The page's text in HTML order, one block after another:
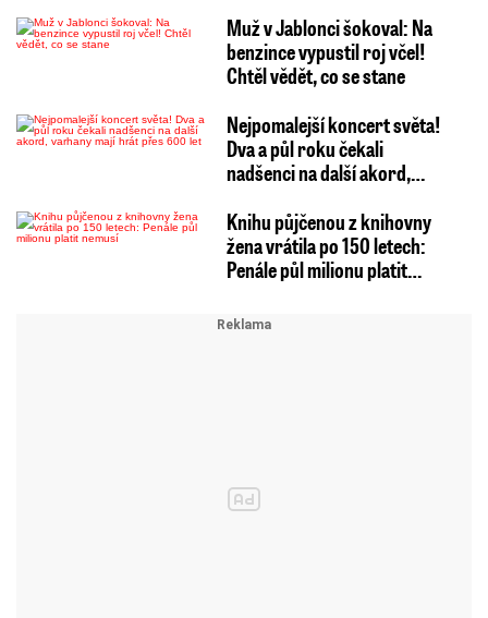
výjimkou některých dálničních úseků. Na
silnicích nižších tříd leží rozbředlý sníh po
chemickém ošetření. Od půlnoci do 8:00 se
podle mluvčího police Davida Chaloupky stalo v
kraji sedm nehod, což nijak výrazně nevybočuje
Větší problémy jsou například
kolem Čížova a Vedrovic na Znojemsku nebo
Krásenska na Vyškovsku, kde sjel autobus z
Nehoda ení vážná, je však
nutné jej vytáhnout z příkopu, aby bylo možné
Muž v Jablonci šokoval: Na
benzince vypustil roj včel!
Chtěl vědět, co se stane
Nejpomalejší koncert světa!
Dva a půl roku čekali
nadšenci na další akord,…
Knihu půjčenou z knihovny
žena vrátila po 150 letech:
Penále půl milionu platit…